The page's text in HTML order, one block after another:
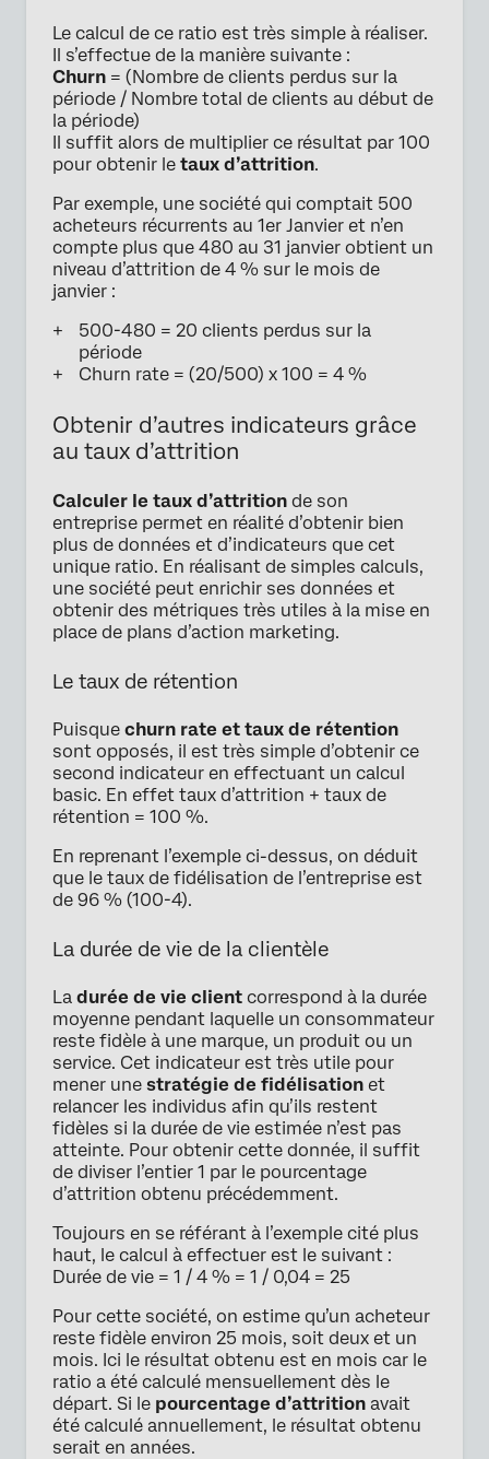
Le calcul de ce ratio est très simple à réaliser.
Il s’effectue de la manière suivante :
Churn = (Nombre de clients perdus sur la
période / Nombre total de clients au début de
la période)
Il suffit alors de multiplier ce résultat par 100
pour obtenir le taux d’attrition.
Par exemple, une société qui comptait 500
acheteurs récurrents au 1er Janvier et n’en
compte plus que 480 au 31 janvier obtient un
niveau d’attrition de 4 % sur le mois de
janvier :
500-480 = 20 clients perdus sur la
période
Churn rate = (20/500) x 100 = 4 %
Obtenir d’autres indicateurs grâce
au taux d’attrition
Calculer le taux d’attrition de son
entreprise permet en réalité d’obtenir bien
plus de données et d’indicateurs que cet
unique ratio. En réalisant de simples calculs,
une société peut enrichir ses données et
obtenir des métriques très utiles à la mise en
place de plans d’action marketing.
Le taux de rétention
Puisque churn rate et taux de rétention
sont opposés, il est très simple d’obtenir ce
second indicateur en effectuant un calcul
basic. En effet taux d’attrition + taux de
rétention = 100 %.
En reprenant l’exemple ci-dessus, on déduit
que le taux de fidélisation de l’entreprise est
de 96 % (100-4).
La durée de vie de la clientèle
La durée de vie client correspond à la durée
moyenne pendant laquelle un consommateur
reste fidèle à une marque, un produit ou un
service. Cet indicateur est très utile pour
mener une stratégie de fidélisation et
relancer les individus afin qu’ils restent
fidèles si la durée de vie estimée n’est pas
atteinte. Pour obtenir cette donnée, il suffit
de diviser l’entier 1 par le pourcentage
d’attrition obtenu précédemment.
Toujours en se référant à l’exemple cité plus
haut, le calcul à effectuer est le suivant :
Durée de vie = 1 / 4 % = 1 / 0,04 = 25
Pour cette société, on estime qu’un acheteur
reste fidèle environ 25 mois, soit deux et un
mois. Ici le résultat obtenu est en mois car le
ratio a été calculé mensuellement dès le
départ. Si le pourcentage d’attrition avait
été calculé annuellement, le résultat obtenu
serait en années.